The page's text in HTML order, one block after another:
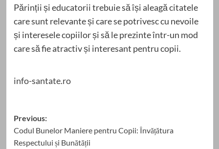
Părinții și educatorii trebuie să își aleagă citatele
care sunt relevante și care se potrivesc cu nevoile
și interesele copiilor și să le prezinte într-un mod
care să fie atractiv și interesant pentru copii.
info-santate.ro
Post
navigation
Previous:
Codul Bunelor Maniere pentru Copii: Învățătura
Respectului și Bunătății